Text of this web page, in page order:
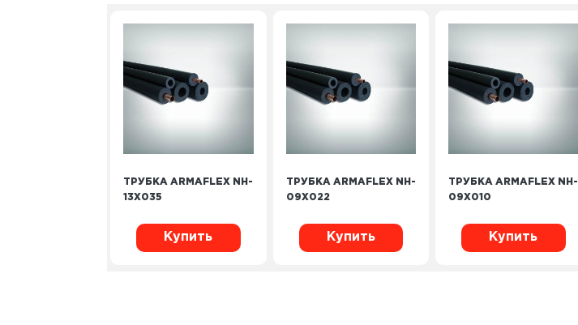
ТРУБКА ARMAFLEX NH-
13X035
Купить
ТРУБКА ARMAFLEX NH-
09X022
Купить
ТРУБКА ARMAFLEX NH-
09X010
Купить